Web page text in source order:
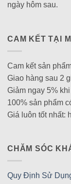
ngày hôm sau.
CAM KẾT TẠI
Cam kết sản
Giao hàng sau 2
Giảm ngay 5%
100% sản phẩm
Giá luôn tốt nhất:
CHĂM SÓC
Quy Định Sử